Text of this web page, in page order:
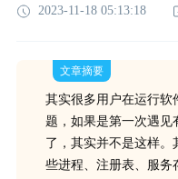
2023-11-18 05:13:18
文章摘要
其实很多用户在运行软
题，如果是第一次遇见
了，其实并不是这样
些进程、注册表、服务